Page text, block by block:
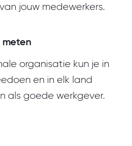
jouw medewerkers.
meten
organisatie kun je in
en in elk land
als goede werkgever.